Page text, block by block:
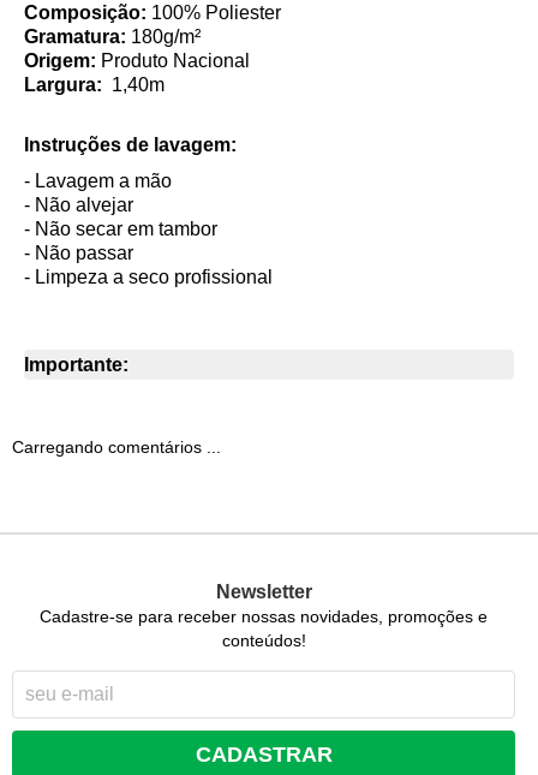
Composição: 100% Poliester
Gramatura: 180g/m²
Origem: Produto Nacional
Largura: 1,40m
Instruções de lavagem:
- Lavagem a mão
- Não alvejar
- Não secar em tambor
- Não passar
- Limpeza a seco profissional
Importante:
Carregando comentários ...
Newsletter
Cadastre-se para receber nossas novidades, promoções e
conteúdos!
CADASTRAR